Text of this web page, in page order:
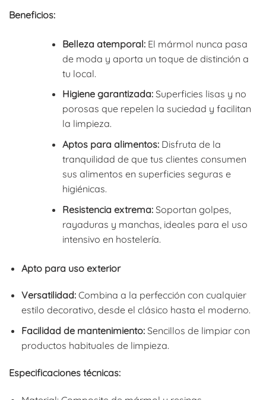
Beneficios:
Belleza atemporal:El mármol nunca pasa
de moda y aporta un toque de distinción a
tu local.
Higiene garantizada:Superficies lisas y no
porosas que repelen la suciedad y facilitan
la limpieza.
Aptos para alimentos:Disfruta de la
tranquilidad de que tus clientes consumen
sus alimentos en superficies seguras e
higiénicas.
Resistencia extrema:Soportan golpes,
rayaduras y manchas, ideales para el uso
intensivo en hostelería.
Apto para uso exterior
Versatilidad:Combina a la perfección con cualquier
estilo decorativo, desde el clásico hasta el moderno.
Facilidad de mantenimiento:Sencillos de limpiar con
productos habituales de limpieza.
Especificaciones técnicas: